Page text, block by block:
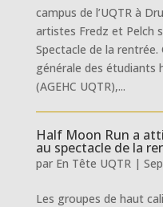
campus de l’UQTR à
artistes Fredz et Pelch
Spectacle de la rentrée.
générale des étudiants
(AGEHC UQTR),...
Half Moon Run a
au spectacle de la
par En Tête UQTR|
Les groupes de haut